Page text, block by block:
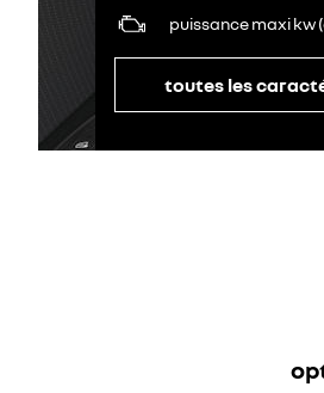
puissance maxi kw
toutes les